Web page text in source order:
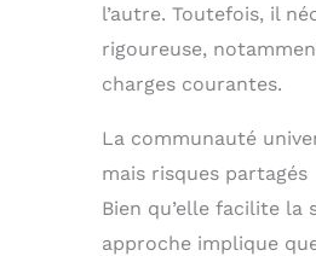
l’autre. Toutefois, il
rigoureuse,
charges courantes.
La communauté
mais risques partagés
Bien qu’elle facilite la
approche implique